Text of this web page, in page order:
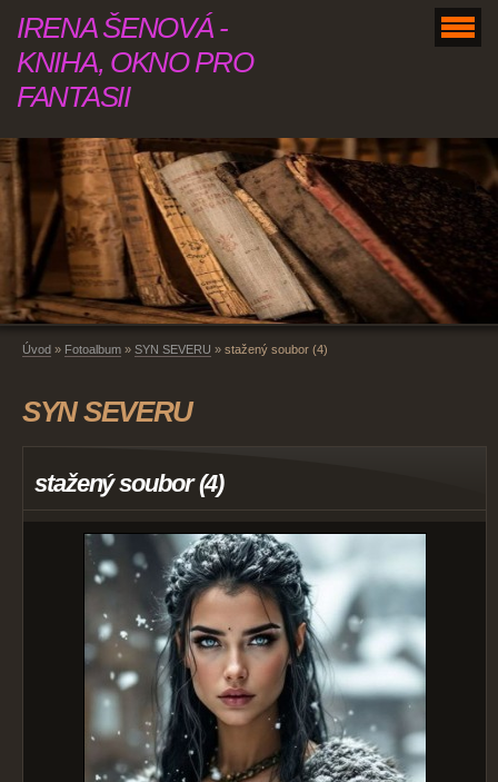
IRENA ŠENOVÁ -
KNIHA, OKNO PRO
FANTASII
Úvod » Fotoalbum » SYN SEVERU » stažený soubor (4)
SYN SEVERU
stažený soubor (4)